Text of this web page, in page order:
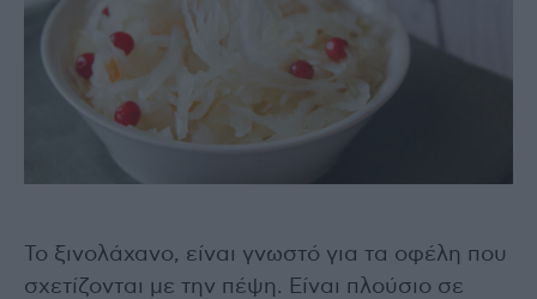
Το ξινολάχανο, είναι γνωστό για τα οφέλη που
σχετίζονται με την πέψη. Είναι πλούσιο σε